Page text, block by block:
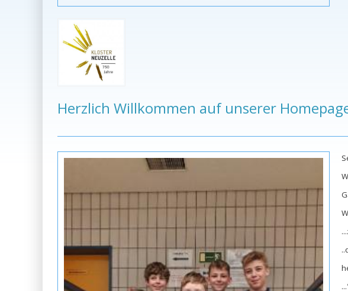
Herzlich Willkommen auf unserer